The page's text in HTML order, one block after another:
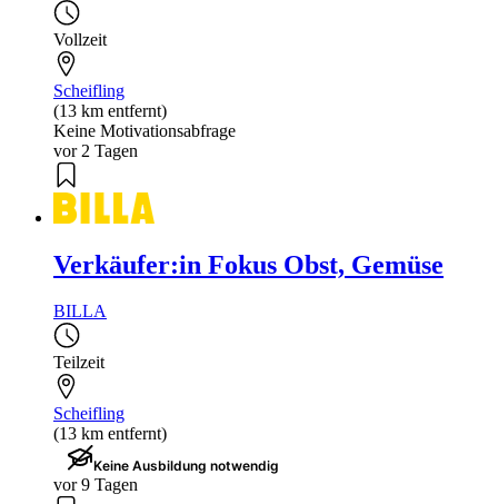
Vollzeit
Scheifling
(13 km entfernt)
Keine Motivationsabfrage
vor 2 Tagen
Verkäufer:in Fokus Obst, Gemüse
BILLA
Teilzeit
Scheifling
(13 km entfernt)
Keine Ausbildung notwendig
vor 9 Tagen